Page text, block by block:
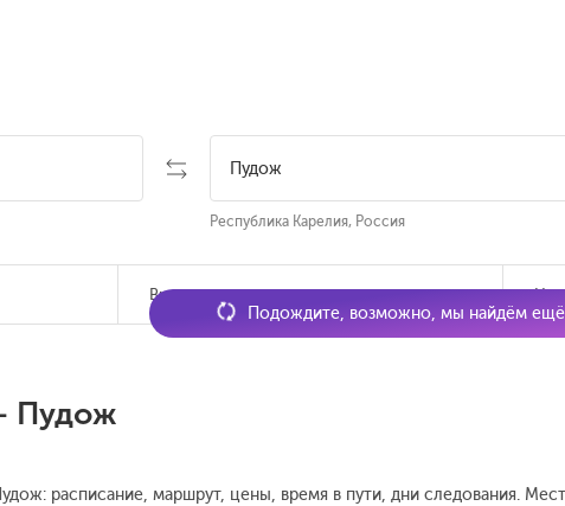
Республика Карелия, Россия
Время отправления
Пудож
расписание, маршрут, цены, время в пути, дни следования.
Подождите, возможно, мы найдём ещё